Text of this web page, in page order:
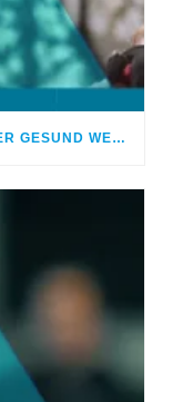
NIEMAND GLAUBTE, DASS ICH WIEDER GESUND WERDE